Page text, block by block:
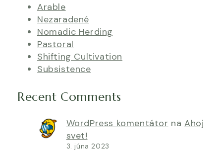
Arable
Nezaradené
Nomadic Herding
Pastoral
Shifting Cultivation
Subsistence
Recent Comments
WordPress komentátor na Ahoj
svet!
3. júna 2023